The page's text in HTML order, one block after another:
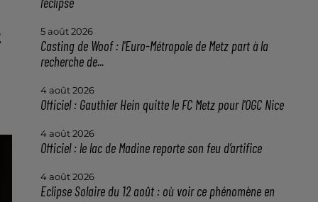
5 août 2026
Casting de Woof : l'Euro-Métropole de Metz part à la
recherche de...
4 août 2026
Officiel : Gauthier Hein quitte le FC Metz pour l'OGC Nice
4 août 2026
Officiel : le lac de Madine reporte son feu d’artifice
4 août 2026
Eclipse Solaire du 12 août : où voir ce phénomène en